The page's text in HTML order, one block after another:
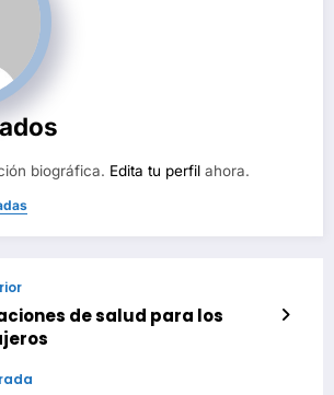
biográfica. Edita tu perfil ahora.
de salud para los